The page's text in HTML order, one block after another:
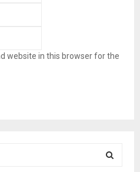
website in this browser for the